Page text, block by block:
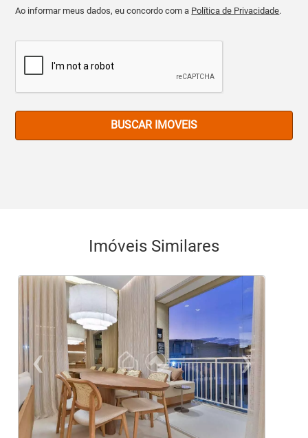
Ao informar meus dados, eu concordo com a Política de Privacidade.
BUSCAR IMOVEIS
Imóveis Similares
‹
Previous
›